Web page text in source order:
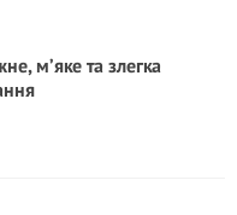
м’яке та злегка